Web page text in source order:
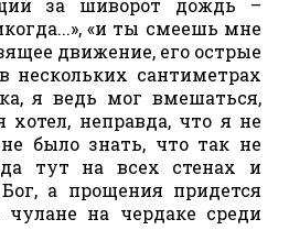
«и ты смеешь мне
движение, его острые
нескольких сантиметрах
я ведь мог вмешаться,
хотел, неправда, что я не
было знать, что так не
тут на всех стенах и
а прощения придется
на чердаке среди